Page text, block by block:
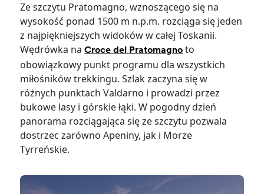
Ze szczytu Pratomagno, wznoszącego się na
wysokość ponad 1500 m n.p.m. rozciąga się jeden
z najpiękniejszych widoków w całej Toskanii.
Wędrówka naCroce del Pratomagno to
obowiązkowy punkt programu dla wszystkich
miłośników trekkingu. Szlak zaczyna się w
różnych punktach Valdarno i prowadzi przez
bukowe lasy i górskie łąki. W pogodny dzień
panorama rozciągająca się ze szczytu pozwala
dostrzec zarówno Apeniny, jak i Morze
Tyrreńskie.